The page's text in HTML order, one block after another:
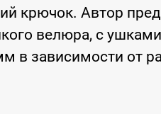
крючок. Автор
велюра, с
в зависимости от